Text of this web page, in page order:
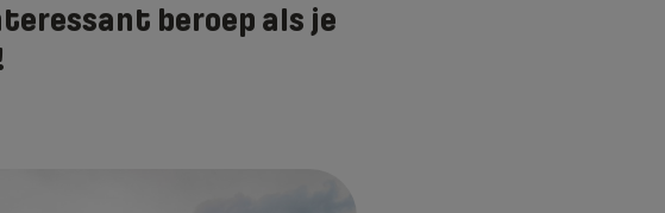
beroep als je